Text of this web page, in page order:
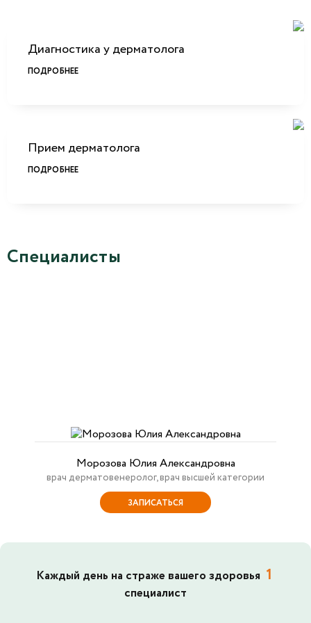
Диагностика у дерматолога
ПОДРОБНЕЕ
Прием дерматолога
ПОДРОБНЕЕ
Специалисты
Морозова Юлия Александровна
врач дерматовенеролог, врач высшей категории
ЗАПИСАТЬСЯ
Каждый день на страже вашего здоровья 1
специалист